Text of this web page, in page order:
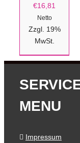
€16,81
Netto
Zzgl. 19%
MwSt.
MENU
Impressum